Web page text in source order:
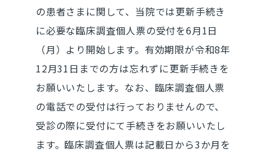
の患者さまに関して、当院では更新手続き
に必要な臨床調査個人票の受付を6月1日
（月）より開始します。有効期限が令和8年
12月31日までの方は忘れずに更新手続きを
お願いいたします。なお、臨床調査個人票
の電話での受付は行っておりませんので、
受診の際に受付にて手続きをお願いいたし
ます。臨床調査個人票は記載日から3か月を